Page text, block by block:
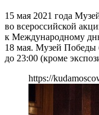
15 мая 2021 года
во всероссийской
к Международному
18 мая. Музей Победы
до 23:00 (кроме
https://